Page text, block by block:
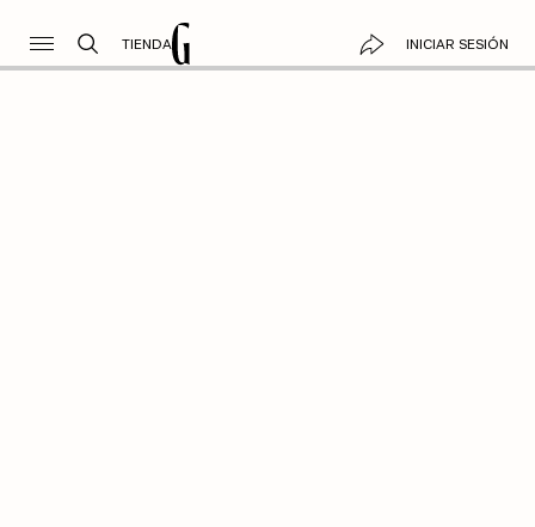
TIENDA INICIAR SESIÓN